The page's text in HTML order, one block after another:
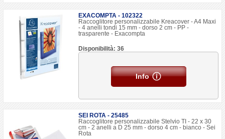
EXACOMPTA - 102322
Raccoglitore personalizzabile Kreacover - A4 Maxi
- 4 anelli tondi 15 mm - dorso 2 cm - PP -
trasparente - Exacompta
Disponibilità: 36
Info
SEI ROTA - 25485
Raccoglitore personalizzabile Stelvio TI - 22 x 30
cm - 2 anelli a D 25 mm - dorso 4 cm - bianco - Sei
Rota